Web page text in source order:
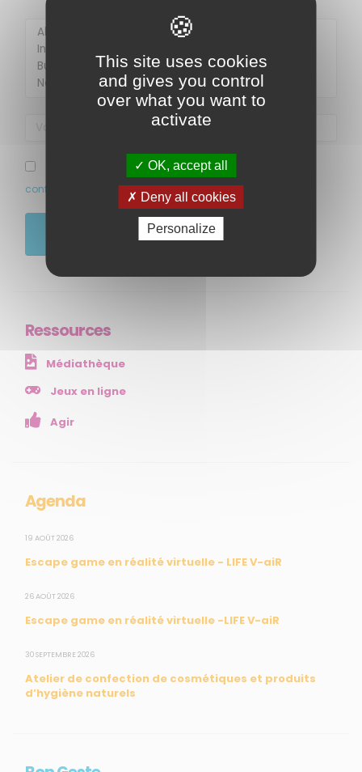
J’ai pris connaissance et accepte la politique de
confidentialité de ce site
Ressources
Médiathèque
Jeux en ligne
Agir
Agenda
19 AOÛT 2026
Escape game en réalité virtuelle - LIFE V-aiR
26 AOÛT 2026
Escape game en réalité virtuelle -LIFE V-aiR
30 SEPTEMBRE 2026
Atelier de confection de cosmétiques et produits
d’hygiène naturels
MENU
NOS SERVICES
Presse
Collectivités
Mesures réglementaires
SUIVEZ-NOUS
CONTACT
Mail : info@madininair.fr
This site uses cookies
and gives you control
over what you want to
activate
OK, accept all
Deny all cookies
Personalize